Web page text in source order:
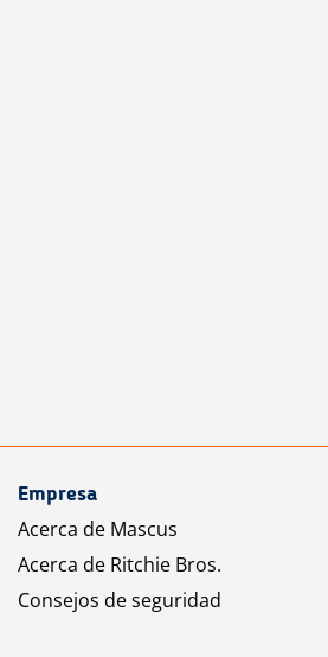
Empresa
Acerca de Mascus
Acerca de Ritchie Bros.
Consejos de seguridad